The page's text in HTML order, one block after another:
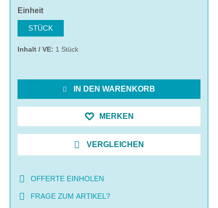
Einheitauswählen
STÜCK
Inhalt / VE: 1 Stück
IN DEN WARENKORB
MERKEN
VERGLEICHEN
OFFERTE EINHOLEN
FRAGE ZUM ARTIKEL?